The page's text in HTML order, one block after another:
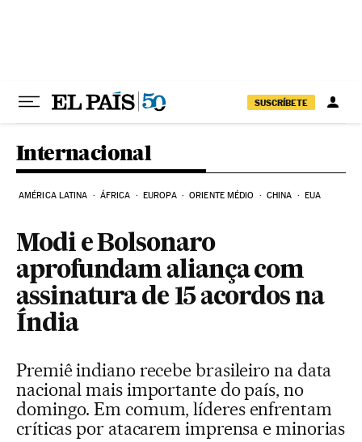
SUSCRÍBETE
Internacional
AMÉRICA LATINA ÁFRICA EUROPA ORIENTE MÉDIO CHINA EUA
Modi e Bolsonaro
aprofundam aliança com
assinatura de 15 acordos na
Índia
Premiê indiano recebe brasileiro na data
nacional mais importante do país, no
domingo. Em comum, líderes enfrentam
críticas por atacarem imprensa e minorias